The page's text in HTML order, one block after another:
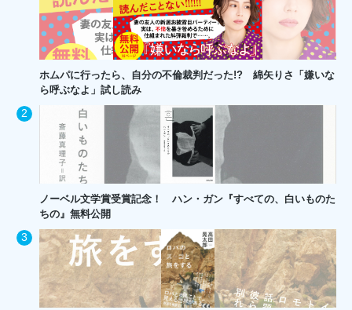
ホムパに行ったら、自分の不倫裁判だった!? 綿矢りさ「嫌いな
ら呼ぶなよ」試し読み
ノーベル文学賞受賞記念！ ハン・ガン『すべての、白いものた
ちの』無料公開